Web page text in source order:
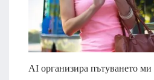
AI организира пътуването ми